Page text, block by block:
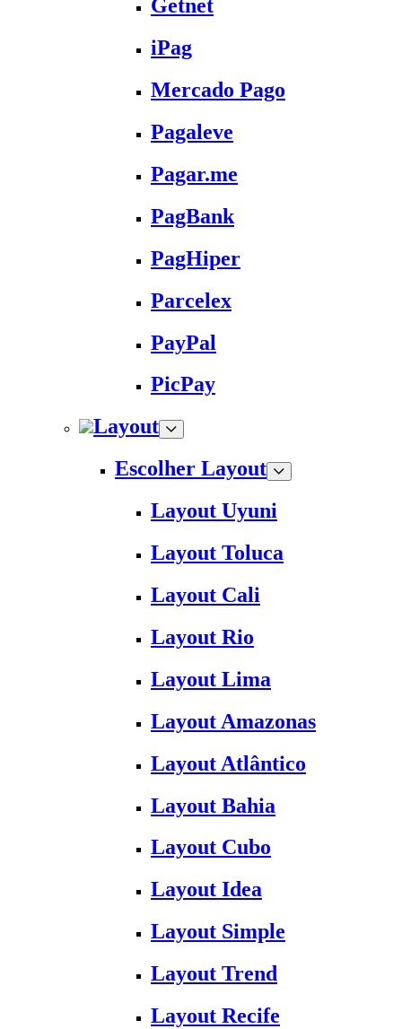
Getnet
iPag
Mercado Pago
Pagaleve
Pagar.me
PagBank
PagHiper
Parcelex
PayPal
PicPay
Layout
Escolher Layout
Layout Uyuni
Layout Toluca
Layout Cali
Layout Rio
Layout Lima
Layout Amazonas
Layout Atlântico
Layout Bahia
Layout Cubo
Layout Idea
Layout Simple
Layout Trend
Layout Recife